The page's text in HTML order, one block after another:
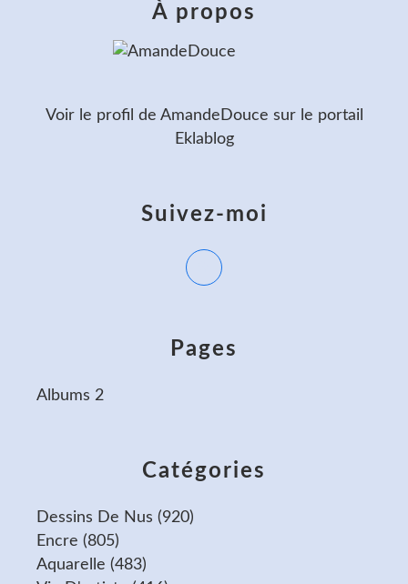
Catégories
Dessins De Nus (920)
Encre (805)
Aquarelle (483)
Pages
Albums 2
Suivez-moi
À propos
Voir le profil de AmandeDouce sur le portail
Eklablog